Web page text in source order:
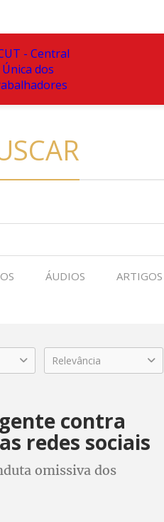
ÁUDIOS ARTIGOS
Relevância
contra
redes sociais
omissiva dos